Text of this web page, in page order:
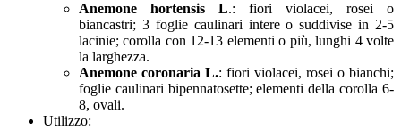
Anemone hortensis L.: fiori violacei, rosei o
biancastri; 3 foglie caulinari intere o suddivise in 2-5
lacinie; corolla con 12-13 elementi o più, lunghi 4 volte
la larghezza.
Anemone coronaria L.: fiori violacei, rosei o bianchi;
foglie caulinari bipennatosette; elementi della corolla 6-
8, ovali.
Utilizzo: